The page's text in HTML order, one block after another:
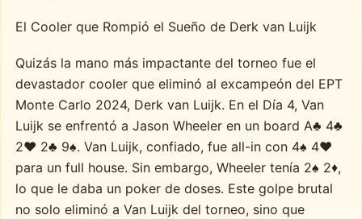
El Cooler que Rompió el Sueño de Derk van Luijk
Quizás la mano más impactante del torneo fue el
devastador cooler que eliminó al excampeón del EPT
Monte Carlo 2024, Derk van Luijk. En el Día 4, Van
Luijk se enfrentó a Jason Wheeler en un board A♣ 4♣
2♥ 2♣ 9♠. Van Luijk, confiado, fue all-in con 4♠ 4♥
para un full house. Sin embargo, Wheeler tenía 2♠ 2♦,
lo que le daba un poker de doses. Este golpe brutal
no solo eliminó a Van Luijk del torneo, sino que